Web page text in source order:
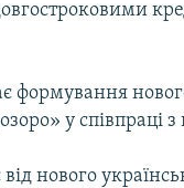
формування
у співпраці
нового